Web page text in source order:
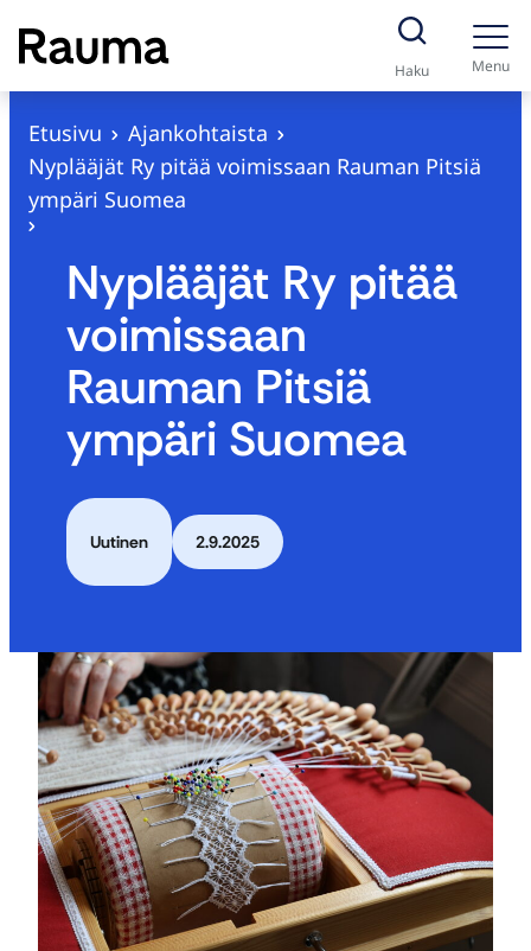
S
i
Haku Menu
Etusivu
Ajankohtaista
Nyplääjät Ry pitää voimissaan Rauman Pitsiä
ympäri Suomea
Nyplääjät Ry pitää
voimissaan
Rauman Pitsiä
ympäri Suomea
Uutinen 2.9.2025